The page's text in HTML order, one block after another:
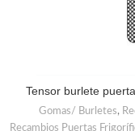
Tensor burlete
Gomas/ Burletes,
Recambios Puertas